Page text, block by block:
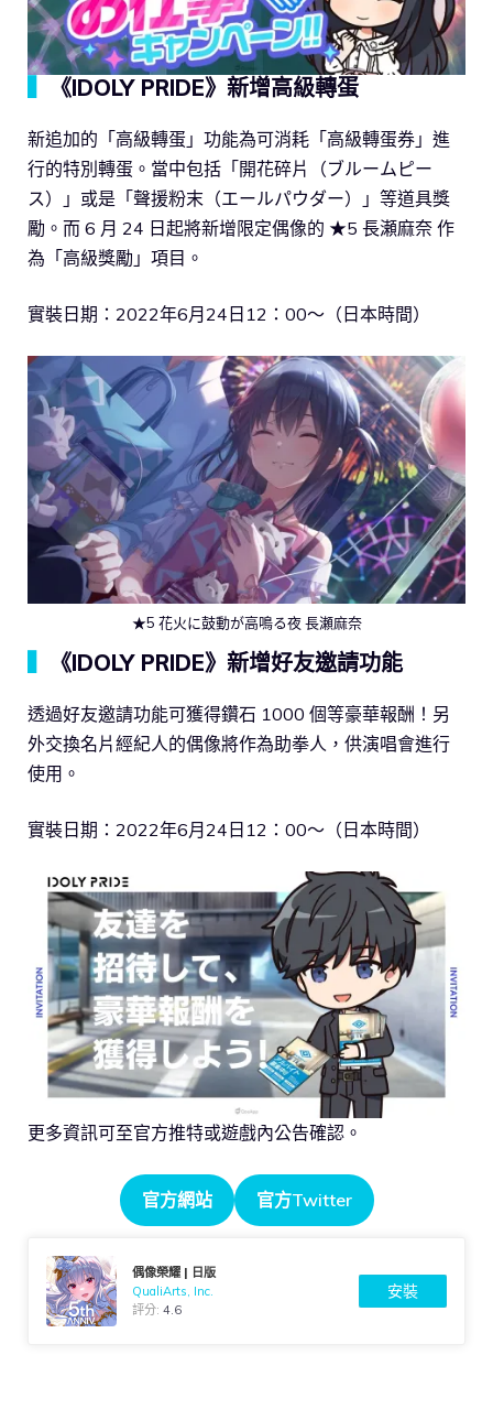
《IDOLY PRIDE》新增高級轉蛋
新追加的「高級轉蛋」功能為可消耗「高級轉蛋券」進
行的特別轉蛋。當中包括「開花碎片（ブルームピー
ス）」或是「聲援粉末（エールパウダー）」等道具獎
勵。而 6 月 24 日起將新增限定偶像的 ★5 長瀬麻奈 作
為「高級獎勵」項目。
實裝日期：2022年6月24日12：00～（日本時間）
★5 花火に鼓動が高鳴る夜 長瀬麻奈
《IDOLY PRIDE》新增好友邀請功能
透過好友邀請功能可獲得鑽石 1000 個等豪華報酬！另
外交換名片經紀人的偶像將作為助拳人，供演唱會進行
使用。
實裝日期：2022年6月24日12：00～（日本時間）
更多資訊可至官方推特或遊戲內公告確認。
官方網站 官方Twitter
偶像榮耀 | 日版
QualiArts, Inc.
評分:4.6
安裝